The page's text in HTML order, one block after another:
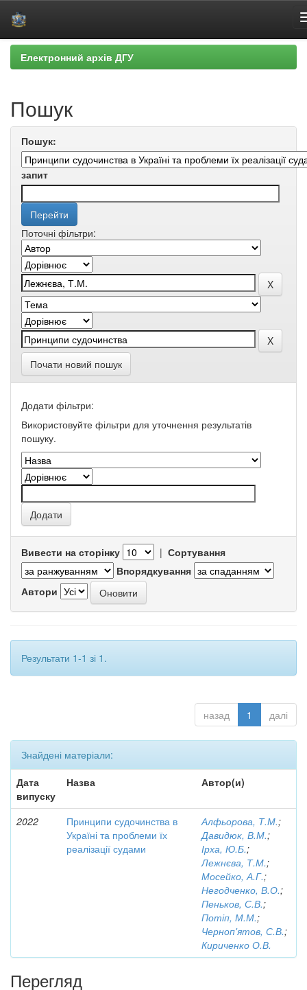
Skip
navigation
Електронний архів ДГУ
Пошук
Пошук:
запит
Поточні фільтри:
Почати новий пошук
Додати фільтри:
Використовуйте фільтри для уточнення результатів
пошуку.
Вивести на сторінку | Сортування
Впорядкування
Автори
Результати 1-1 зі 1.
назад 1 далі
Знайдені матеріали:
Дата
випуску
Назва Автор(и)
2022
Принципи судочинства в
Україні та проблеми їх
реалізації судами
Алфьорова, Т.М.;
Давидюк, В.М.;
Ірха, Ю.Б.;
Лежнєва, Т.М.;
Мосейко, А.Г.;
Негодченко, В.О.;
Пеньков, С.В.;
Потіп, М.М.;
Черноп'ятов, С.В.;
Кириченко О.В.
Перегляд